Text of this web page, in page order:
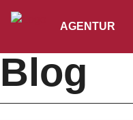
AGENTUR
Blog